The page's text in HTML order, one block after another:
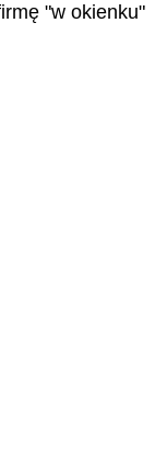
"w okienku"